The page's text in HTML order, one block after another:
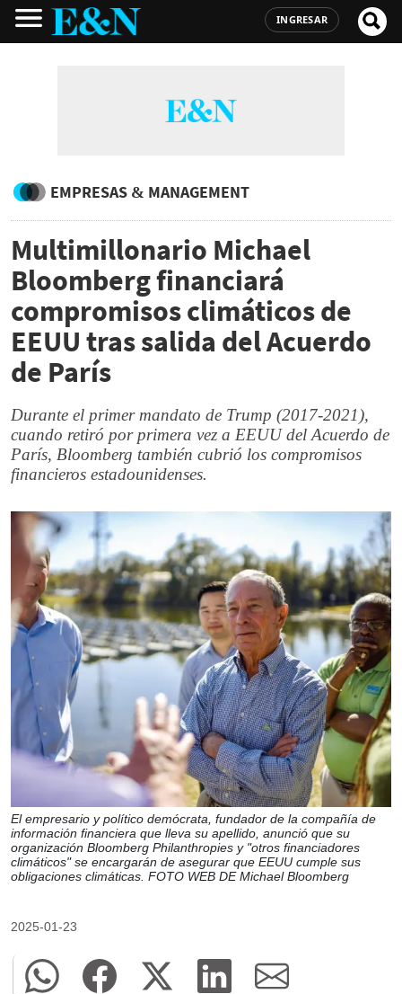
INGRESAR
EMPRESAS & MANAGEMENT
Multimillonario Michael
Bloomberg financiará
compromisos climáticos de
EEUU tras salida del Acuerdo
de París
Durante el primer mandato de Trump (2017-2021),
cuando retiró por primera vez a EEUU del Acuerdo de
París, Bloomberg también cubrió los compromisos
financieros estadounidenses.
El empresario y político demócrata, fundador de la compañía de
información financiera que lleva su apellido, anunció que su
organización Bloomberg Philanthropies y "otros financiadores
climáticos" se encargarán de asegurar que EEUU cumple sus
obligaciones climáticas. FOTO WEB DE Michael Bloomberg
2025-01-23